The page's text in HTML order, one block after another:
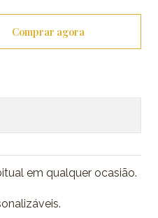
Comprar agora
em qualquer ocasião.